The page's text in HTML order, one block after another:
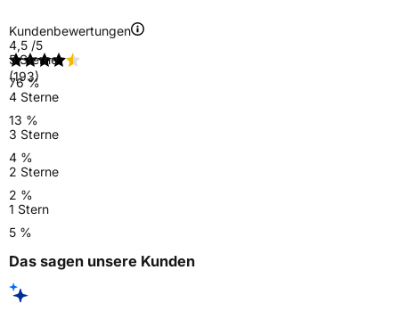
Kundenbewertungen
4,5 /5
(193)
5 Sterne
76 %
4 Sterne
13 %
3 Sterne
4 %
2 Sterne
2 %
1 Stern
5 %
Das sagen unsere Kunden